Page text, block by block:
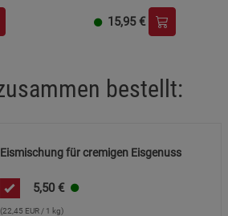
15,95 €
bestellt:
Eismischung für cremigen Eisgenuss
5,50 €
(22,45 EUR / 1 kg)